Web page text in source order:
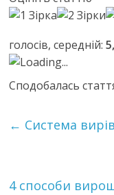
голосів, середній:
Loading...
Сподобалась
← Система
4 способи